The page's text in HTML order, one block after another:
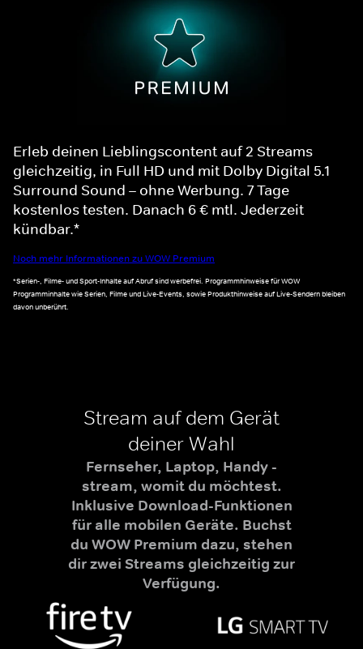
Erleb deinen Lieblingscontent auf 2 Streams
gleichzeitig, in Full HD und mit Dolby Digital 5.1
Surround Sound – ohne Werbung. 7 Tage
kostenlos testen. Danach 6 € mtl. Jederzeit
kündbar.*
Noch mehr Informationen zu WOW Premium
*Serien-, Filme- und Sport-Inhalte auf Abruf sind werbefrei. Programmhinweise für WOW
Programminhalte wie Serien, Filme und Live-Events, sowie Produkthinweise auf Live-Sendern bleiben
davon unberührt.
Stream auf dem Gerät
deiner Wahl
Fernseher, Laptop, Handy -
stream, womit du möchtest.
Inklusive Download-Funktionen
für alle mobilen Geräte. Buchst
du WOW Premium dazu, stehen
dir zwei Streams gleichzeitig zur
Verfügung.